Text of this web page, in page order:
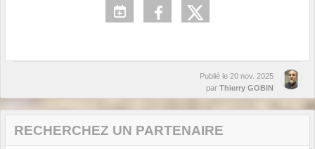
Publié le 20 nov. 2025
par Thierry GOBIN
RECHERCHEZ UN PARTENAIRE